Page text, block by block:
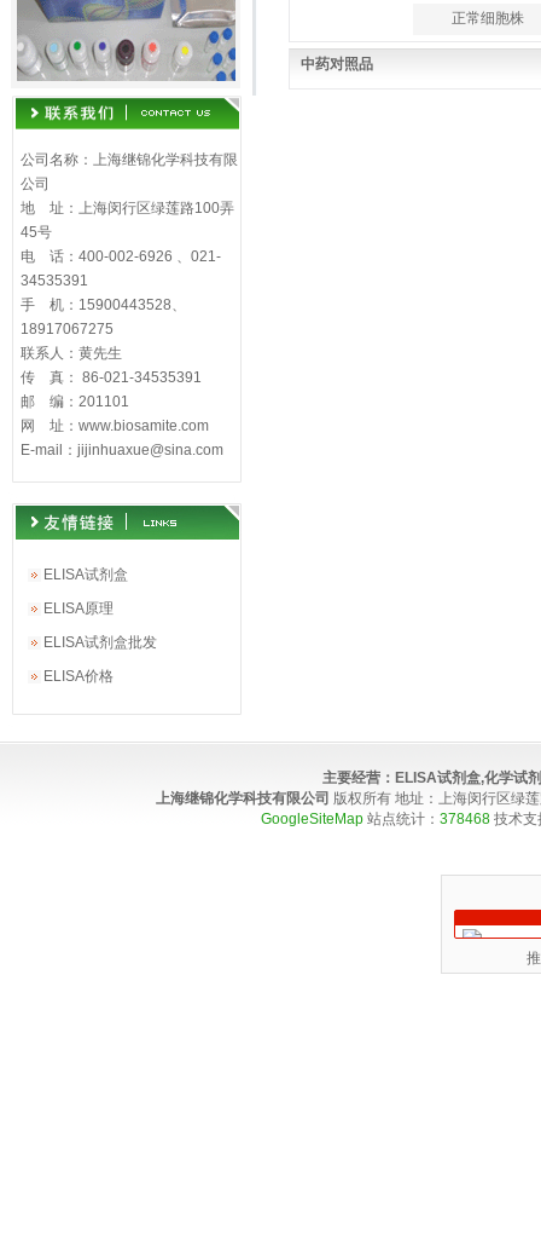
公司名称：上海继锦化学科技有限
公司
地 址：上海闵行区绿莲路100弄
45号
电 话：400-002-6926 、021-
34535391
手 机：15900443528、
18917067275
联系人：黄先生
传 真： 86-021-34535391
邮 编：201101
网 址：www.biosamite.com
E-mail：jijinhuaxue@sina.com
ELISA试剂盒
ELISA原理
ELISA试剂盒批发
ELISA价格
正常细胞株
中药对照品
主要经营： ELISA试剂盒,化学试
上海继锦化学科技有限公司 版权所有 地址：上海闵行区绿
GoogleSiteMap 站点统计： 378468 技术支